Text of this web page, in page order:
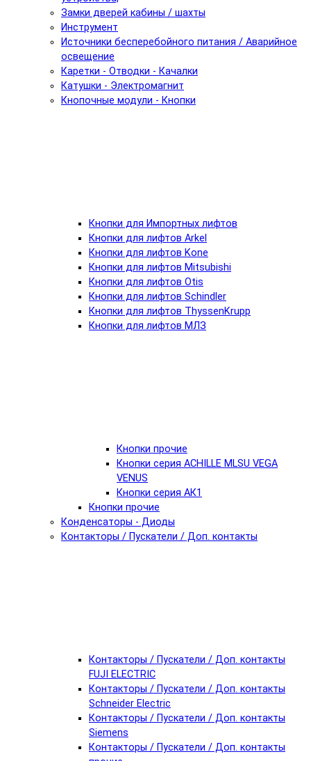
Замки дверей кабины / шахты
Инструмент
Источники бесперебойного питания / Аварийное
освещение
Каретки - Отводки - Качалки
Катушки - Электромагнит
Кнопочные модули - Кнопки
Кнопки для Импортных лифтов
Кнопки для лифтов Arkel
Кнопки для лифтов Kone
Кнопки для лифтов Mitsubishi
Кнопки для лифтов Otis
Кнопки для лифтов Schindler
Кнопки для лифтов ThyssenKrupp
Кнопки для лифтов МЛЗ
Кнопки прочие
Кнопки серия ACHILLE MLSU VEGA
VENUS
Кнопки серия АК1
Кнопки прочие
Конденсаторы - Диоды
Контакторы / Пускатели / Доп. контакты
Контакторы / Пускатели / Доп. контакты
FUJI ELECTRIC
Контакторы / Пускатели / Доп. контакты
Schneider Electric
Контакторы / Пускатели / Доп. контакты
Siemens
Контакторы / Пускатели / Доп. контакты